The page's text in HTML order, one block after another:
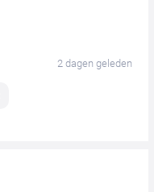
2 dagen geleden